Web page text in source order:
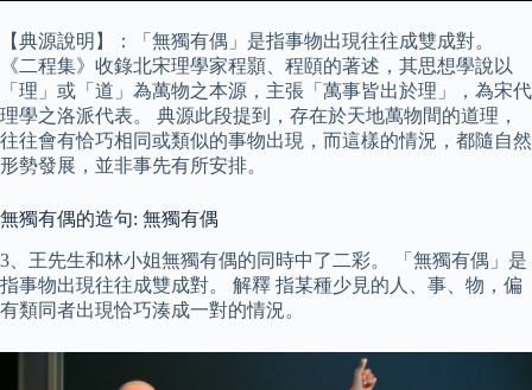
【典源說明】：「無獨有偶」是指事物出現往往成雙成對。
《二程集》收錄北宋理學家程顥、程頤的著述，其思想學說以
「理」或「道」為萬物之本源，主張「萬事皆出於理」，為宋代
理學之洛派代表。 典源此段提到，存在於天地萬物間的道理，
往往會有恰巧相同或類似的事物出現，而這樣的情況，都隨自然
形勢發展，並非事先有所安排。
無獨有偶的造句: 無獨有偶
3、王先生和林小姐無獨有偶的同時中了二彩。 「無獨有偶」是
指事物出現往往成雙成對。 解釋 指某種少見的人、事、物，偏
有類同者出現恰巧湊成一對的情況。